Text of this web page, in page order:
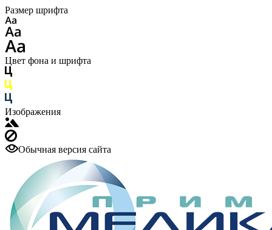
Размер шрифта
Цвет фона и шрифта
Изображения
Обычная версия сайта